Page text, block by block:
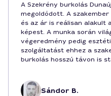
A Szekrény burkolás
megoldódott. A
és az ár is reálisan
képest. A munka során
végeredmény pedig
szolgáltatást ehhez a
burkolás hosszú távon is
Sándor B.